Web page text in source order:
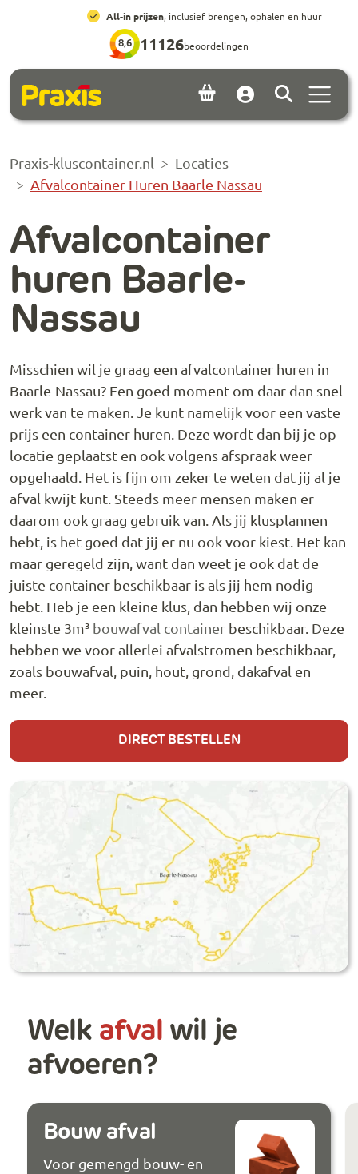
Ga naar hoofdinhoud
Ga naar footer
All-in prijzen, inclusief brengen, ophalen en huur
8,6 11126beoordelingen
Account
Praxis-kluscontainer.nl
Locaties
Afvalcontainer Huren Baarle Nassau
Afvalcontainer
huren Baarle-
Nassau
Misschien wil je graag een afvalcontainer huren in
Baarle-Nassau? Een goed moment om daar dan snel
werk van te maken. Je kunt namelijk voor een vaste
prijs een container huren. Deze wordt dan bij je op
locatie geplaatst en ook volgens afspraak weer
opgehaald. Het is fijn om zeker te weten dat jij al je
afval kwijt kunt. Steeds meer mensen maken er
daarom ook graag gebruik van. Als jij klusplannen
hebt, is het goed dat jij er nu ook voor kiest. Het kan
maar geregeld zijn, want dan weet je ook dat de
juiste container beschikbaar is als jij hem nodig
hebt. Heb je een kleine klus, dan hebben wij onze
kleinste 3m³ bouwafval container beschikbaar. Deze
hebben we voor allerlei afvalstromen beschikbaar,
zoals bouwafval, puin, hout, grond, dakafval en
meer.
DIRECT BESTELLEN
Welk afval wil je
afvoeren?
Bouw afval
Voor gemengd bouw- en